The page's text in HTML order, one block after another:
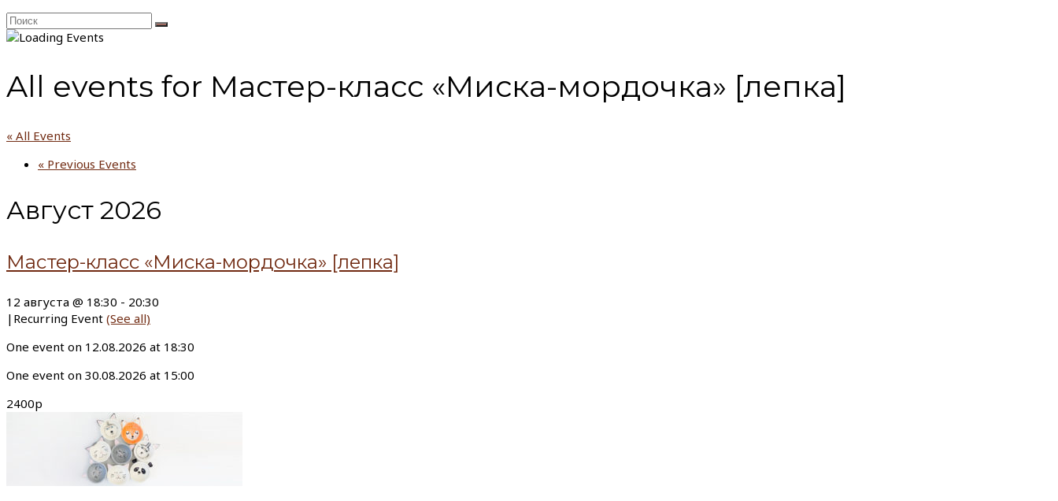
All events for Мастер-класс «Миска-мордочка» [лепка]
« All Events
« Previous Events
Август 2026
Мастер-класс «Миска-мордочка» [лепка]
12 августа @ 18:30 - 20:30
| Recurring Event (See all)
One event on 12.08.2026 at 18:30
One event on 30.08.2026 at 15:00
2400р